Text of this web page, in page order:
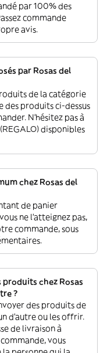
par 100% des
commande
avis.
par Rosas del
de la catégorie
des produits ci-dessus
N'hésitez pas à
disponibles
chez Rosas del
de panier
ne l'atteignez pas,
commande, sous
produits chez Rosas
?
des produits de
d'autre ou les offrir.
de livraison à
vous